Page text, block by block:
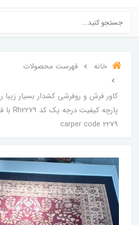
خانه فهرست محصولات
کاور فرش و روفرشی کشدار بسیار زیبا
carper code 2279